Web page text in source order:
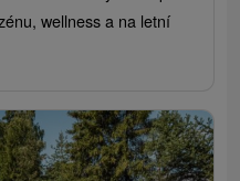
wellness a na letní